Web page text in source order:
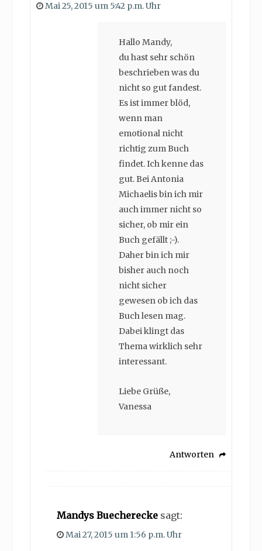
Mai 25, 2015 um 5:42 p.m. Uhr
Hallo Mandy,
du hast sehr schön
beschrieben was du
nicht so gut fandest.
Es ist immer blöd,
wenn man
emotional nicht
richtig zum Buch
findet. Ich kenne das
gut. Bei Antonia
Michaelis bin ich mir
auch immer nicht so
sicher, ob mir ein
Buch gefällt ;-).
Daher bin ich mir
bisher auch noch
nicht sicher
gewesen ob ich das
Buch lesen mag.
Dabei klingt das
Thema wirklich sehr
interessant.
Liebe Grüße,
Vanessa
Antworten
Mandys Buecherecke sagt:
Mai 27, 2015 um 1:56 p.m. Uhr